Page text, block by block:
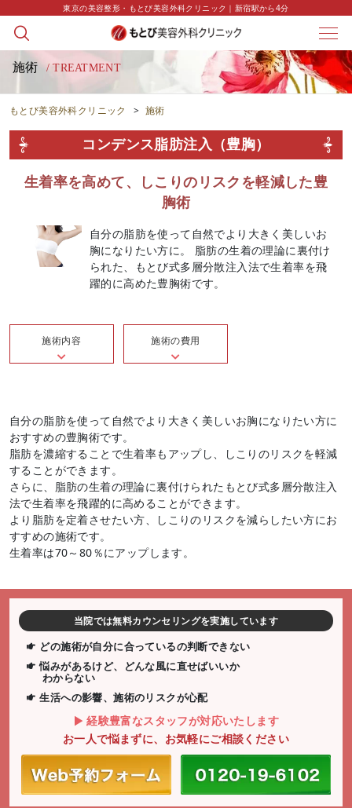
東京の美容整形・もとび美容外科クリニック｜新宿駅から4分
施術 / TREATMENT
もとび美容外科クリニック > 施術
コンデンス脂肪注入（豊胸）
生着率を高めて、しこりのリスクを軽減した豊
胸術
自分の脂肪を使って自然でより大きく美しいお
胸になりたい方に。 脂肪の生着の理論に裏付け
られた、もとび式多層分散注入法で生着率を飛
躍的に高めた豊胸術です。
施術内容 施術の費用
自分の脂肪を使って自然でより大きく美しいお胸になりたい方に
おすすめの豊胸術です。
脂肪を濃縮することで生着率もアップし、しこりのリスクを軽減
することができます。
さらに、脂肪の生着の理論に裏付けられたもとび式多層分散注入
法で生着率を飛躍的に高めることができます。
より脂肪を定着させたい方、しこりのリスクを減らしたい方にお
すすめの施術です。
生着率は70～80％にアップします。
当院では無料カウンセリングを実施しています
どの施術が自分に合っているの判断できない
悩みがあるけど、どんな風に直せばいいか
わからない
生活への影響、施術のリスクが心配
経験豊富なスタッフが対応いたします
お一人で悩まずに、お気軽にご相談ください